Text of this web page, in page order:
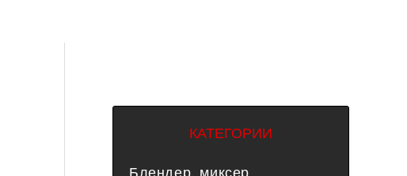
КАТЕГОРИИ
Блендер, миксер